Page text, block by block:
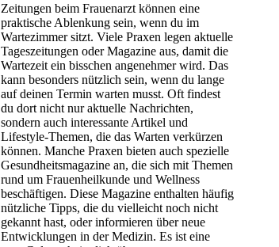
Zeitungen beim Frauenarzt können eine
praktische Ablenkung sein, wenn du im
Wartezimmer sitzt. Viele Praxen legen aktuelle
Tageszeitungen oder Magazine aus, damit die
Wartezeit ein bisschen angenehmer wird. Das
kann besonders nützlich sein, wenn du lange
auf deinen Termin warten musst. Oft findest
du dort nicht nur aktuelle Nachrichten,
sondern auch interessante Artikel und
Lifestyle-Themen, die das Warten verkürzen
können. Manche Praxen bieten auch spezielle
Gesundheitsmagazine an, die sich mit Themen
rund um Frauenheilkunde und Wellness
beschäftigen. Diese Magazine enthalten häufig
nützliche Tipps, die du vielleicht noch nicht
gekannt hast, oder informieren über neue
Entwicklungen in der Medizin. Es ist eine